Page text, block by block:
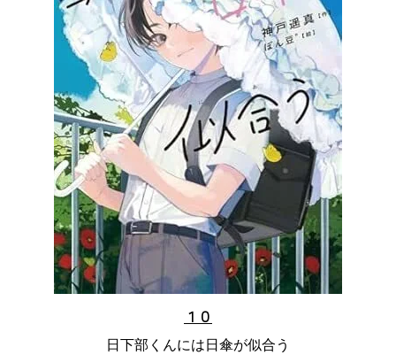
１０
日下部くんには日傘が似合う